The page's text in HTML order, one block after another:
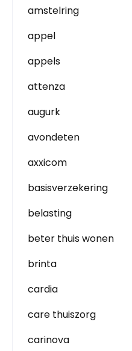
amstelring
appel
appels
attenza
augurk
avondeten
axxicom
basisverzekering
belasting
beter thuis wonen
brinta
cardia
care thuiszorg
carinova